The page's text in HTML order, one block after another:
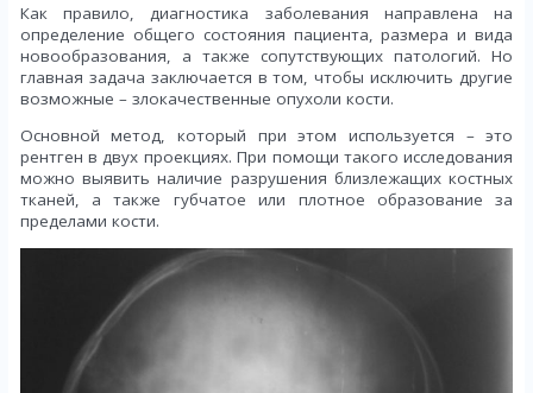
Как правило, диагностика заболевания направлена на
определение общего состояния пациента, размера и вида
новообразования, а также сопутствующих патологий. Но
главная задача заключается в том, чтобы исключить другие
возможные – злокачественные опухоли кости.
Основной метод, который при этом используется – это
рентген в двух проекциях. При помощи такого исследования
можно выявить наличие разрушения близлежащих костных
тканей, а также губчатое или плотное образование за
пределами кости.